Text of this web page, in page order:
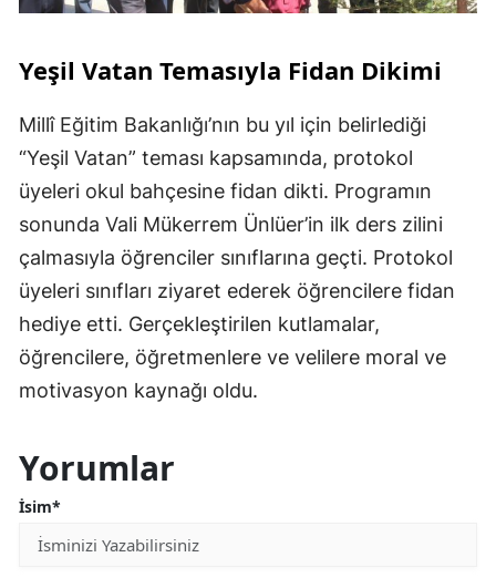
Yeşil Vatan Temasıyla Fidan Dikimi
Millî Eğitim Bakanlığı’nın bu yıl için belirlediği
“Yeşil Vatan” teması kapsamında, protokol
üyeleri okul bahçesine fidan dikti. Programın
sonunda Vali Mükerrem Ünlüer’in ilk ders zilini
çalmasıyla öğrenciler sınıflarına geçti. Protokol
üyeleri sınıfları ziyaret ederek öğrencilere fidan
hediye etti. Gerçekleştirilen kutlamalar,
öğrencilere, öğretmenlere ve velilere moral ve
motivasyon kaynağı oldu.
Yorumlar
İsim*